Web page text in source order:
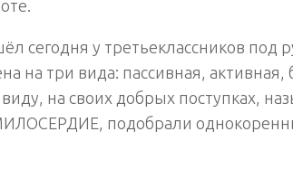
сегодня у третьеклассников под
на три вида: пассивная,
на своих добрых поступках,
подобрали